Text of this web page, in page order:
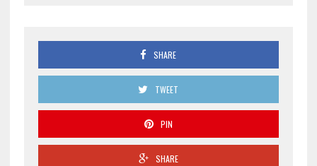
SHARE
TWEET
PIN
SHARE